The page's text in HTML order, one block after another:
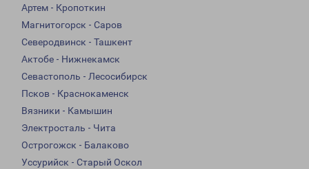
Артем - Кропоткин
Магнитогорск - Саров
Северодвинск - Ташкент
Актобе - Нижнекамск
Севастополь - Лесосибирск
Псков - Краснокаменск
Вязники - Камышин
Электросталь - Чита
Острогожск - Балаково
Уссурийск - Старый Оскол